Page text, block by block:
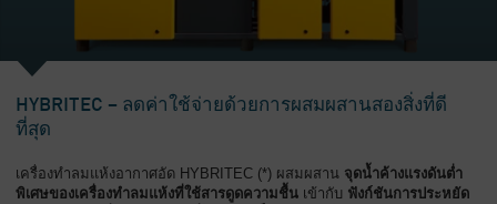
บริษัท
ข้อมูล
ทั่วไป
HYBRITEC – ลดค่าใช้จ่ายด้วยการผสมผสานสองสิ่งที่ดี
ที่สุด
เครื่องทำลมแห้งอากาศอัด HYBRITEC (*) ผสมผสาน จุดน้ำค้างแรงดันต่ำ
พิเศษของเครื่องทำลมแห้งที่ใช้สารดูดความชื้น เข้ากับ ฟังก์ชันการประหยัด